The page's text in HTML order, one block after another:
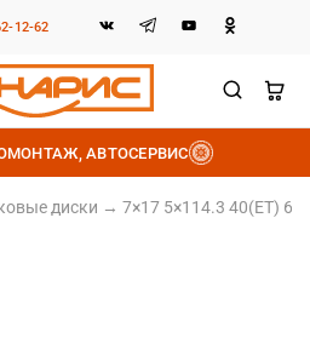
12-62
АВТОСЕРВИС
диски → 7×17 5×114.3 40(ET)